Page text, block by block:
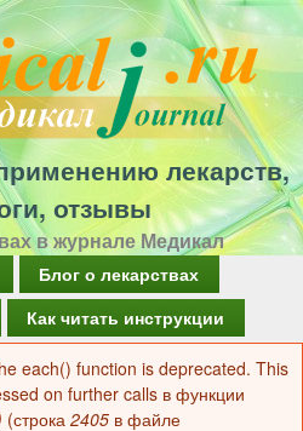
лекарств,
отзывы
в журнале Медикал
Блог о лекарствах
Как читать инструкции
each() function is deprecated. This
on further calls в функции
(строка 2405 в файле